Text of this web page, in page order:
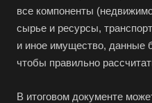
все компоненты
сырье и ресурсы,
и иное имущество, данные
чтобы правильно
В итоговом документе
Выберите